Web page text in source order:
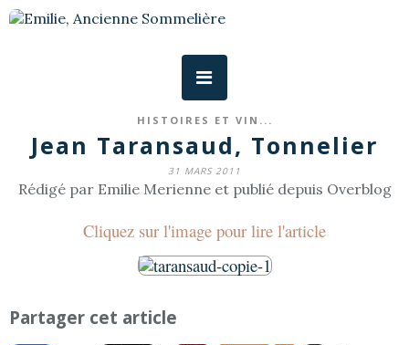
HISTOIRES ET VIN...
Jean Taransaud, Tonnelier
31 MARS 2011
Rédigé par Emilie Merienne et publié depuis Overblog
Cliquez sur l'image pour lire l'article
Partager cet article